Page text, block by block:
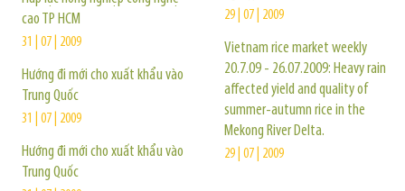
cao TP HCM
31 | 07 | 2009
Hướng đi mới cho xuất khẩu vào
Trung Quốc
31 | 07 | 2009
Hướng đi mới cho xuất khẩu vào
Trung Quốc
29 | 07 | 2009
Vietnam rice market weekly
20.7.09 - 26.07.2009: Heavy rain
affected yield and quality of
summer-autumn rice in the
Mekong River Delta.
29 | 07 | 2009